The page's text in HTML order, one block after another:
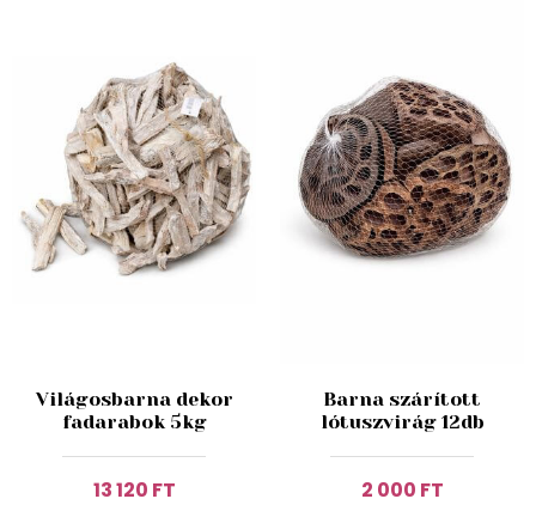
Világosbarna dekor
fadarabok 5kg
13 120 FT
Barna szárított
lótuszvirág 12db
2 000 FT